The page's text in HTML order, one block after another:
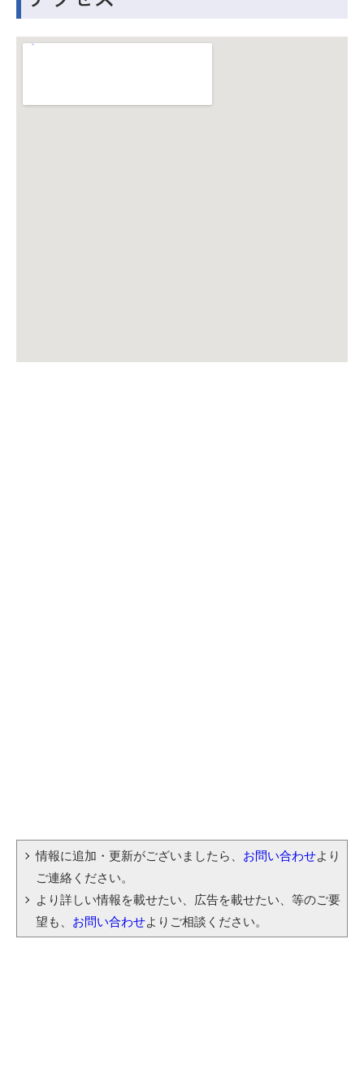
情報に追加・更新がございましたら、 お問い合わせより
ご連絡ください。
より詳しい情報を載せたい、広告を載せたい、等のご要
望も、 お問い合わせよりご相談ください。